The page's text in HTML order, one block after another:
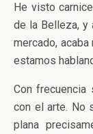
He visto
de la Belleza, y
mercado,
estamos
Con
con el arte. No
plana